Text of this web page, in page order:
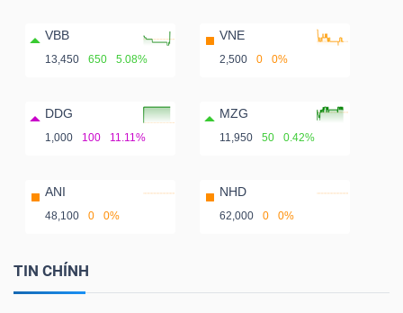
VBB
13,450 650 5.08%
VNE
2,500 0 0%
DDG
1,000 100 11.11%
MZG
11,950 50 0.42%
ANI
48,100 0 0%
NHD
62,000 0 0%
TIN CHÍNH